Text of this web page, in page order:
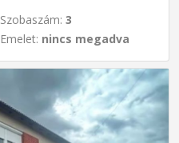
Szobaszám: 3
Emelet: nincs megadva